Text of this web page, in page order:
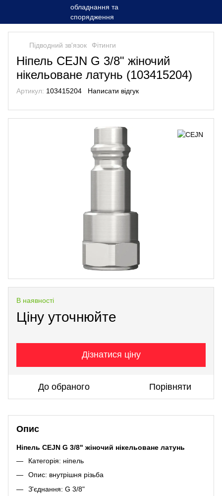
Підводний зв'язок Фітинги
Ніпель CEJN G 3/8" жіночий
нікельоване латунь (103415204)
Артикул: 103415204 Написати відгук
В наявності
Ціну уточнюйте
Дізнатися ціну
До обраного Порівняти
Опис
Ніпель CEJN G 3/8" жіночий нікельоване латунь
Категорія: ніпель
Опис: внутрішня різьба
З'єднання: G 3/8"